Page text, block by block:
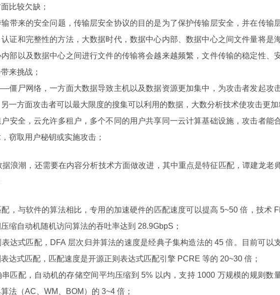
比较欠缺；
输带来的安全问题，传输层安全协议的目的是为了保护传输层安全，并在传输
证和完整性的方法，大数据时代，数据中心内部、数据中心之间文件量将是
部以及数据中心之间进行文件的传输将会越来越频繁，文件传输的稳定性、安
来挑战；
僵尸网络，一方面大数据导致主机以及数据资源更加集中，为攻击者发起攻
一方面攻击者可以最大限度的搜集可以利用的数据，大数分析技术使攻击更加
安全，云允许多租户，多个不同的用户共享同一云计算基础设施，攻击者能
窃取用户秘钥或实施攻击；
据浪潮，还需要在内容分析技术方面做改进，其中重点是特征匹配，谭建龙老
，与软件的算法相比，专用的加速硬件的匹配速度可以提高 5~50 倍，技术
缩自动机随机访问算法的吞吐率达到 28.9GbpS；
达式匹配，DFA 层次归并算法的速度是经典子集构造法的 45 倍。目前可以
达式匹配，匹配速度是开源正则表达式匹配引擎 PCRE 等的 20~30 倍；
串匹配，自动机的存储空间平均压缩到 5% 以内，支持 1000 万规模的规则数
法（AC、WM、BOM）的 3~4 倍；